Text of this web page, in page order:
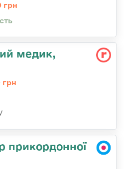
грн
медик,
грн
прикордонної